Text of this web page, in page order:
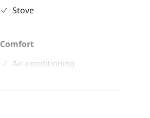
Stove
Comfort
Air-conditioning